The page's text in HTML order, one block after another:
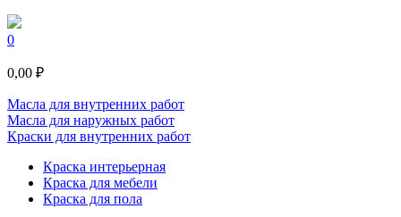
0
0,00 ₽
Масла для внутренних работ
Масла для наружных работ
Краски для внутренних работ
Краска интерьерная
Краска для мебели
Краска для пола